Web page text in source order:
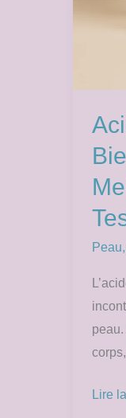
Peau,
Lire